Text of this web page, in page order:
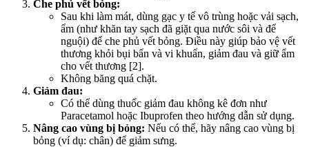
Che phủ vết bỏng:
Sau khi làm mát, dùng gạc y tế vô trùng hoặc vải sạch,
ẩm (như khăn tay sạch đã giặt qua nước sôi và để
nguội) để che phủ vết bỏng. Điều này giúp bảo vệ vết
thương khỏi bụi bẩn và vi khuẩn, giảm đau và giữ ẩm
cho vết thương [2].
Không băng quá chặt.
Giảm đau:
Có thể dùng thuốc giảm đau không kê đơn như
Paracetamol hoặc Ibuprofen theo hướng dẫn sử dụng.
Nâng cao vùng bị bỏng: Nếu có thể, hãy nâng cao vùng bị
bỏng (ví dụ: chân) để giảm sưng.